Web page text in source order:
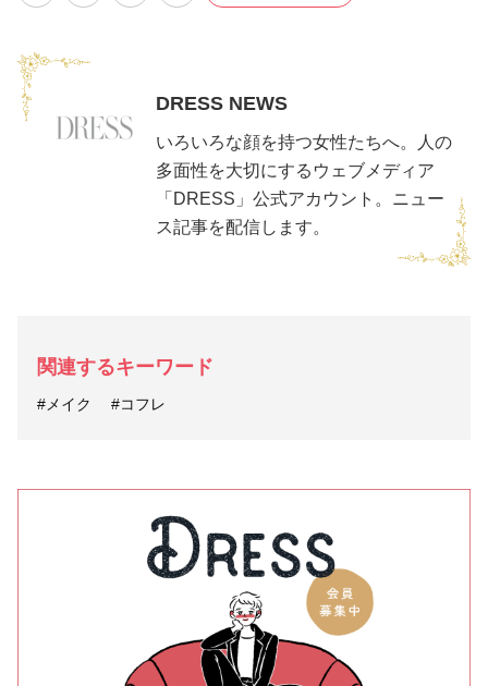
DRESS NEWS
いろいろな顔を持つ女性たちへ。人の
多面性を大切にするウェブメディア
「DRESS」公式アカウント。ニュー
ス記事を配信します。
関連するキーワード
#メイク #コフレ